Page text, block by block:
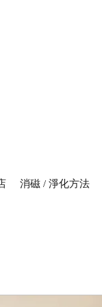
消磁 / 淨化方法